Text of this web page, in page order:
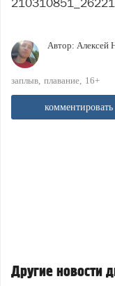
Автор: Алексей
заплыв плавание 16+
комментировать
Другие новости